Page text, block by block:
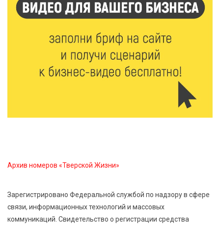
Бологовские школьники доказали чистоту воздуха
в парке
Гигиена и безопасность: простые меры против
паразитарных заболеваний у детей
Тверские пенсионеры скажут «спасибо» интернету
медиков за их добрые сердца
8 Авг 2026 20:37 570
В Твери росгвардейцы отметили День
физкультурника турниром по настольному теннису
Архив номеров «Тверской Жизни»
Зарегистрировано Федеральной службой по надзору в сфере
связи, информационных технологий и массовых
коммуникаций. Свидетельство о регистрации средства